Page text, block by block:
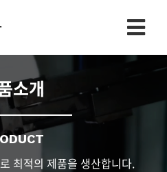
소개
최적의 제품을 생산합니다.